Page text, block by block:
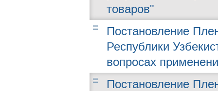
товаров"
Постановление
Республики
вопросах
Постановление